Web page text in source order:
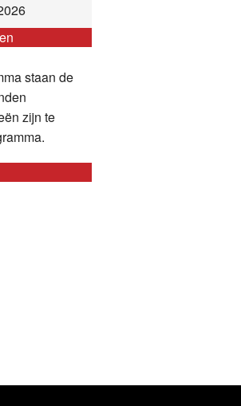
staan de
zijn te